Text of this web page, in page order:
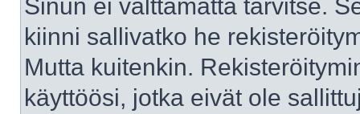
Sinun ei välttämättä tarvitse.
kiinni sallivatko he
Mutta kuitenkin.
käyttöösi, jotka eivät ole